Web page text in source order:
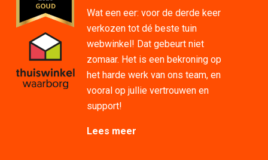
Wat een eer: voor de derde keer
verkozen tot dé beste tuin
webwinkel! Dat gebeurt niet
zomaar. Het is een bekroning op
het harde werk van ons team, en
vooral op jullie vertrouwen en
support!
Lees meer